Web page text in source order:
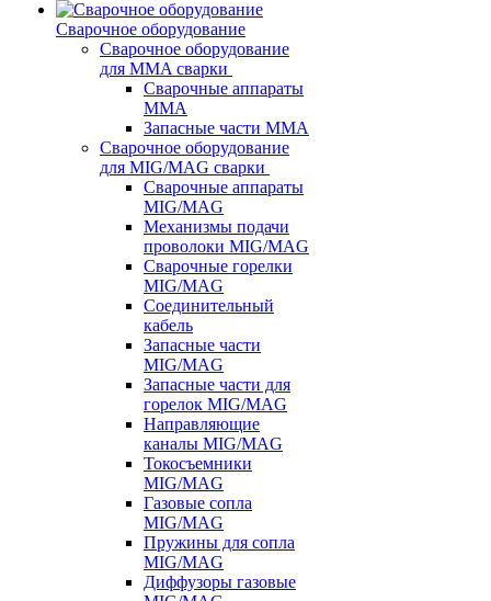
Сварочное оборудование
Сварочное оборудование
для MMA сварки
Сварочные аппараты
MMA
Запасные части MMA
Сварочное оборудование
для MIG/MAG сварки
Сварочные аппараты
MIG/MAG
Механизмы подачи
проволоки MIG/MAG
Сварочные горелки
MIG/MAG
Соединительный
кабель
Запасные части
MIG/MAG
Запасные части для
горелок MIG/MAG
Направляющие
каналы MIG/MAG
Токосъемники
MIG/MAG
Газовые сопла
MIG/MAG
Пружины для сопла
MIG/MAG
Диффузоры газовые